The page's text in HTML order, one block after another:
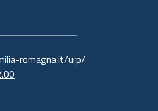
romagna.it/urp/